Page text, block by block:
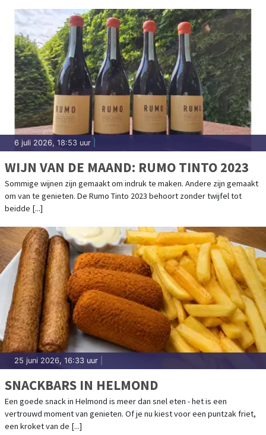
6 juli 2026, 18:53 uur
WIJN VAN DE MAAND: RUMO TINTO 2023
Sommige wijnen zijn gemaakt om indruk te maken. Andere zijn gemaakt
om van te genieten. De Rumo Tinto 2023 behoort zonder twijfel tot
beidde [...]
25 juni 2026, 16:33 uur
SNACKBARS IN HELMOND
Een goede snack in Helmond is meer dan snel eten - het is een
vertrouwd moment van genieten. Of je nu kiest voor een puntzak friet,
een kroket van de [...]